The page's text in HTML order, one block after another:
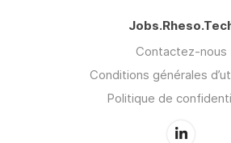
Contactez-nous
Conditions générales
Politique de